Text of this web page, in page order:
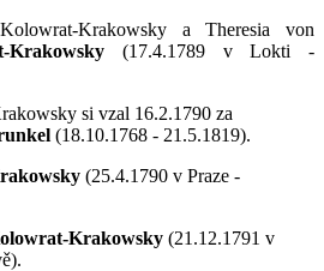
Krakowsky a Theresia von
(17.4.1789 v Lokti -
si vzal 16.2.1790 za
(18.10.1768 - 21.5.1819).
(25.4.1790 v Praze -
Krakowsky (21.12.1791 v